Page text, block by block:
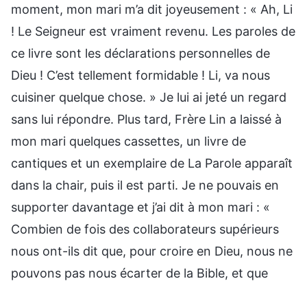
moment, mon mari m’a dit joyeusement : « Ah, Li
! Le Seigneur est vraiment revenu. Les paroles de
ce livre sont les déclarations personnelles de
Dieu ! C’est tellement formidable ! Li, va nous
cuisiner quelque chose. » Je lui ai jeté un regard
sans lui répondre. Plus tard, Frère Lin a laissé à
mon mari quelques cassettes, un livre de
cantiques et un exemplaire de La Parole apparaît
dans la chair, puis il est parti. Je ne pouvais en
supporter davantage et j’ai dit à mon mari : «
Combien de fois des collaborateurs supérieurs
nous ont-ils dit que, pour croire en Dieu, nous ne
pouvons pas nous écarter de la Bible, et que